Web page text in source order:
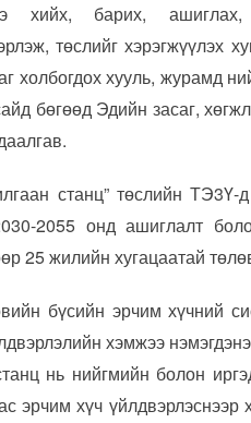
хийх, барих,
төслийг хэрэгжүүлэх
холбогдох хууль, журамд
бөгөөд Эдийн засаг,
станц” төслийн
2055 онд ашиглалт
25 жилийн хугацаатай
бүсийн эрчим хүчний
хэмжээ
нь нийгмийн болон
эрчим хүч